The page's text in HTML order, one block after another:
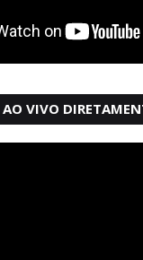
VIVO